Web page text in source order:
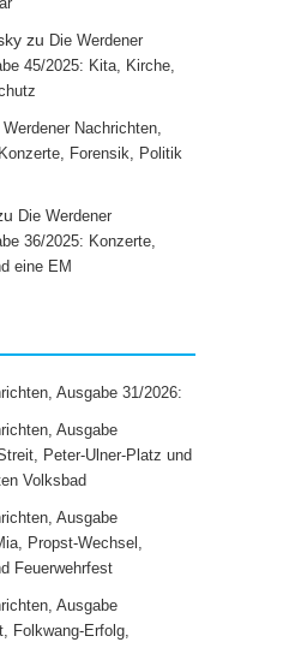
zu Die Werdener
45/2025: Kita, Kirche,
Werdener Nachrichten,
Forensik, Politik
Die Werdener
36/2025: Konzerte,
eine EM
Ausgabe 31/2026:
Ausgabe
Peter-Ulner-Platz und
Volksbad
Ausgabe
Propst-Wechsel,
Feuerwehrfest
Ausgabe
Folkwang-Erfolg,